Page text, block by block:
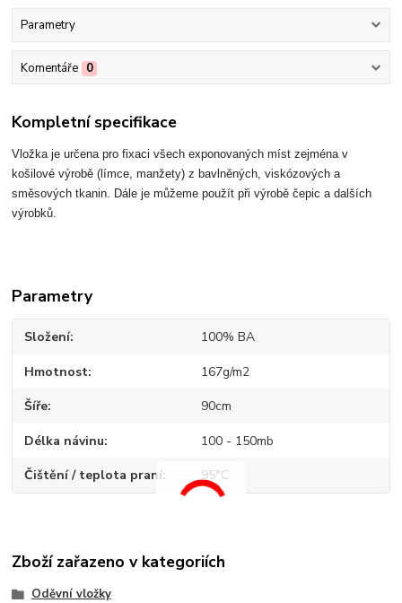
Parametry
Komentáře 0
Kompletní specifikace
Vložka je určena pro fixaci všech exponovaných míst zejména v
košilové výrobě (límce, manžety) z bavlněných, viskózových a
směsových tkanin. Dále je můžeme použít při výrobě čepic a dalších
výrobků.
Parametry
Složení 100% BA
Hmotnost 167g/m2
Šíře 90cm
Délka návinu 100 - 150mb
Čištění / teplota praní 95°C
Zboží zařazeno v kategoriích
Oděvní vložky